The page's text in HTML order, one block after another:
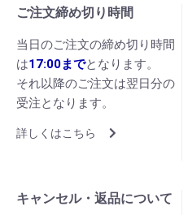
ご注文締め切り時間
当日のご注文の締め切り時間
は17:00までとなります。
それ以降のご注文は翌日分の
受注となります。
詳しくはこちら
キャンセル・返品について